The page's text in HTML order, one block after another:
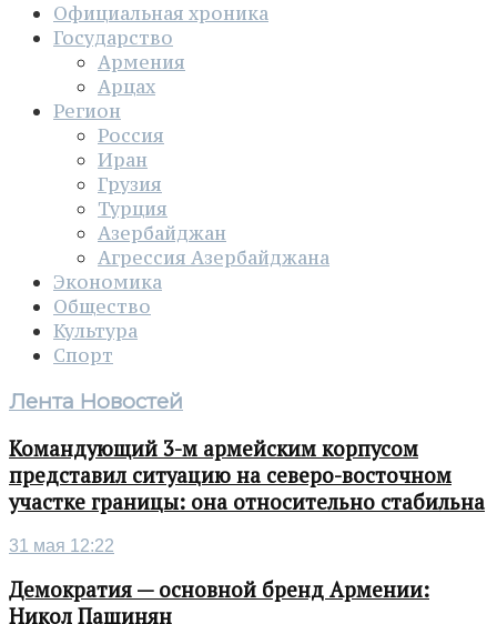
Официальная хроника
Государство
Армения
Арцах
Регион
Россия
Иран
Грузия
Турция
Азербайджан
Агрессия Азербайджана
Экономика
Общество
Культура
Спорт
Лента Новостей
Командующий 3-м армейским корпусом
представил ситуацию на северо-восточном
участке границы: она относительно стабильна
31 мая 12:22
Демократия — основной бренд Армении:
Никол Пашинян